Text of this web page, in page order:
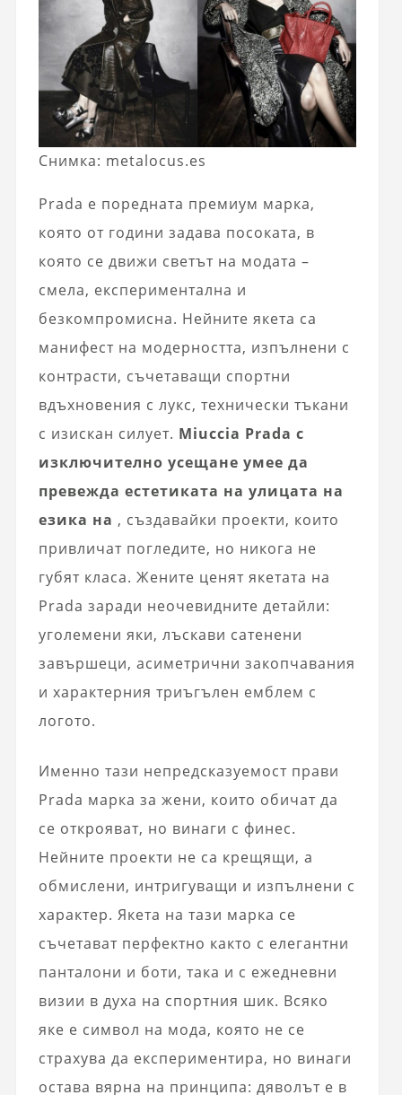
Снимка: metalocus.es
Prada е поредната премиум марка,
която от години задава посоката, в
която се движи светът на модата –
смела, експериментална и
безкомпромисна. Нейните якета са
манифест на модерността, изпълнени с
контрасти, съчетаващи спортни
вдъхновения с лукс, технически тъкани
с изискан силует. Miuccia Prada с
изключително усещане умее да
превежда естетиката на улицата на
езика на , създавайки проекти, които
привличат погледите, но никога не
губят класа. Жените ценят якетата на
Prada заради неочевидните детайли:
уголемени яки, лъскави сатенени
завършеци, асиметрични закопчавания
и характерния триъгълен емблем с
логото.
Именно тази непредсказуемост прави
Prada марка за жени, които обичат да
се открояват, но винаги с финес.
Нейните проекти не са крещящи, а
обмислени, интригуващи и изпълнени с
характер. Якета на тази марка се
съчетават перфектно както с елегантни
панталони и боти, така и с ежедневни
визии в духа на спортния шик. Всяко
яке е символ на мода, която не се
страхува да експериментира, но винаги
остава вярна на принципа: дяволът е в